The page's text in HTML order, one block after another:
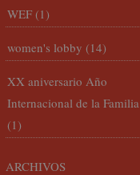
WEF (1)
women's lobby (14)
XX aniversario Año
Internacional de la Familia
(1)
ARCHIVOS